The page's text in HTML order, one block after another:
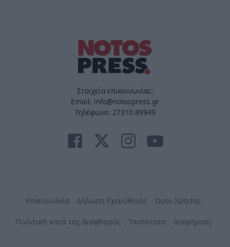
Στοιχεία επικοινωνίας:
Email. info@notospress.gr
Τηλέφωνο: 27310.89949
Επικοινωνία Δήλωση Εχεμύθειας Όροι Χρήσης
Πολιτική κατά της Διαφθοράς Ταυτότητα Διαφήμιση